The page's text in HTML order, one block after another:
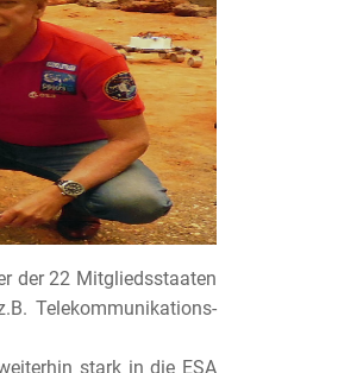
der 22 Mitgliedsstaaten
Telekommunikations-
stark in die ESA